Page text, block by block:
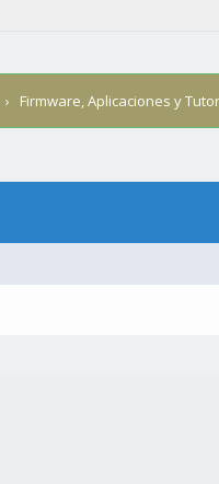
› Firmware, Aplicaciones y